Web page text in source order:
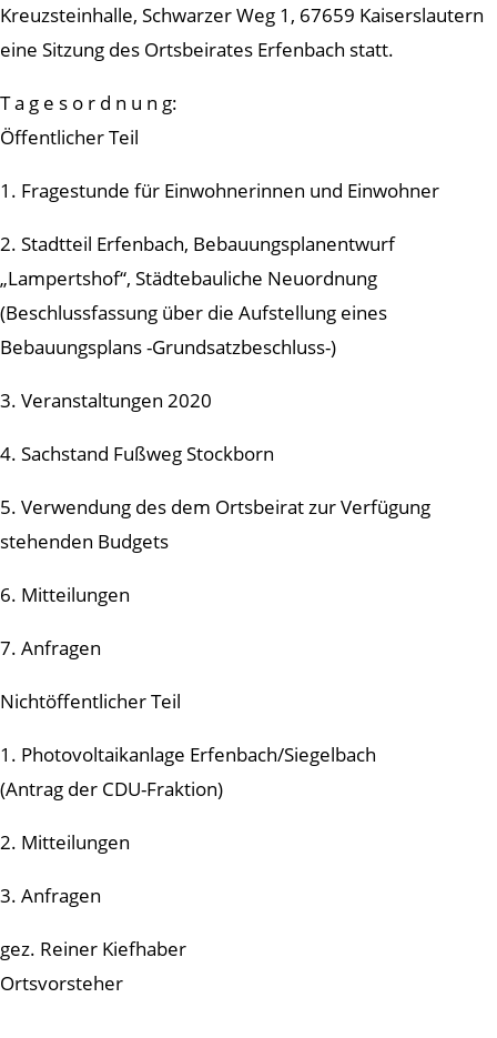
Kreuzsteinhalle, Schwarzer Weg 1, 67659 Kaiserslautern
eine Sitzung des Ortsbeirates Erfenbach statt.
T a g e s o r d n u n g:
Öffentlicher Teil
1. Fragestunde für Einwohnerinnen und Einwohner
2. Stadtteil Erfenbach, Bebauungsplanentwurf
„Lampertshof“, Städtebauliche Neuordnung
(Beschlussfassung über die Aufstellung eines
Bebauungsplans -Grundsatzbeschluss-)
3. Veranstaltungen 2020
4. Sachstand Fußweg Stockborn
5. Verwendung des dem Ortsbeirat zur Verfügung
stehenden Budgets
6. Mitteilungen
7. Anfragen
Nichtöffentlicher Teil
1. Photovoltaikanlage Erfenbach/Siegelbach
(Antrag der CDU-Fraktion)
2. Mitteilungen
3. Anfragen
gez. Reiner Kiefhaber
Ortsvorsteher